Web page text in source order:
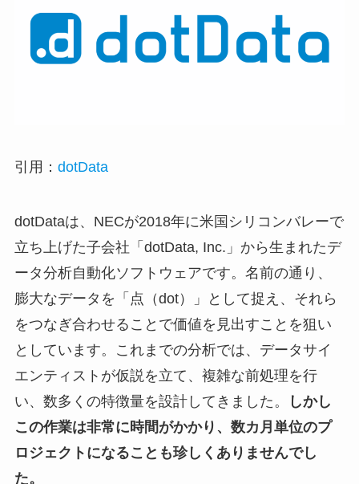
引用： dotData
dotDataは、NECが2018年に米国シリコンバレーで
立ち上げた子会社「dotData, Inc.」から生まれたデ
ータ分析自動化ソフトウェアです。名前の通り、
膨大なデータを「点（dot）」として捉え、それら
をつなぎ合わせることで価値を見出すことを狙い
としています。これまでの分析では、データサイ
エンティストが仮説を立て、複雑な前処理を行
い、数多くの特徴量を設計してきました。
しかし
この作業は非常に時間がかかり、数カ月単位のプ
ロジェクトになることも珍しくありませんでし
た。